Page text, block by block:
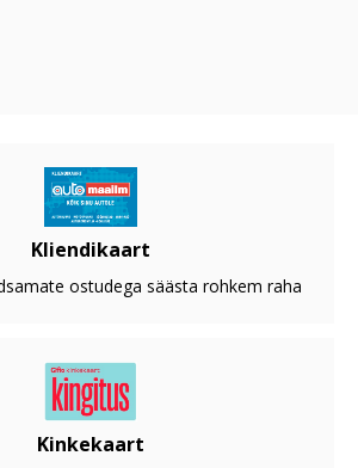
Kliendikaart
ostudega säästa rohkem raha
Kinkekaart